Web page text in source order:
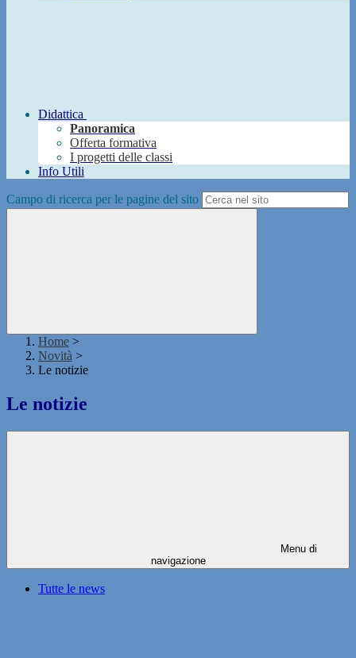
Didattica
Panoramica
Offerta formativa
I progetti delle classi
Info Utili
Campo di ricerca per le pagine del sito
Home >
Novità >
Le notizie
Le notizie
Menu di
navigazione
Tutte le news